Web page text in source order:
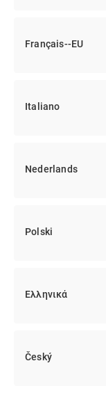
Français--EU
Italiano
Nederlands
Polski
Ελληνικά
Český